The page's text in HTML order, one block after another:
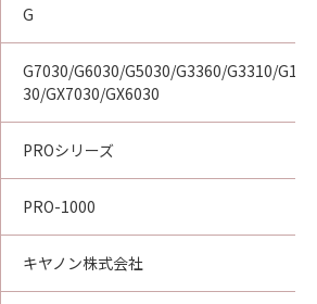
G
G7030/G6030/G5030/G3360/G3310/
30/GX7030/GX6030
PROシリーズ
PRO-1000
キヤノン株式会社